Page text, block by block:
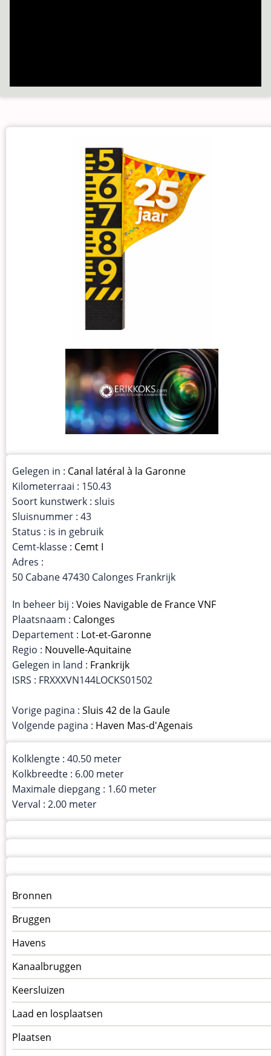
Gelegen in : Canal latéral à la Garonne
Kilometerraai : 150.43
Soort kunstwerk : sluis
Sluisnummer : 43
Status : is in gebruik
Cemt-klasse : Cemt I
Adres :
50 Cabane 47430 Calonges Frankrijk
In beheer bij : Voies Navigable de France VNF
Plaatsnaam : Calonges
Departement : Lot-et-Garonne
Regio : Nouvelle-Aquitaine
Gelegen in land : Frankrijk
ISRS : FRXXXVN144LOCKS01502
Vorige pagina : Sluis 42 de la Gaule
Volgende pagina : Haven Mas-d'Agenais
Kolklengte : 40.50 meter
Kolkbreedte : 6.00 meter
Maximale diepgang : 1.60 meter
Verval : 2.00 meter
Menu
kunstwerken
op
kunstwerkpagina
Bronnen
Bruggen
Havens
Kanaalbruggen
Keersluizen
Laad en losplaatsen
Plaatsen